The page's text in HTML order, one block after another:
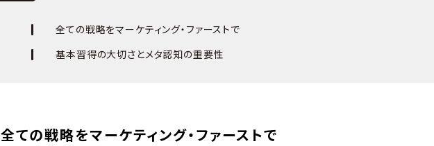
全ての戦略をマーケティング・ファーストで
基本習得の大切さとメタ認知の重要性
全ての戦略をマーケティング・ファーストで